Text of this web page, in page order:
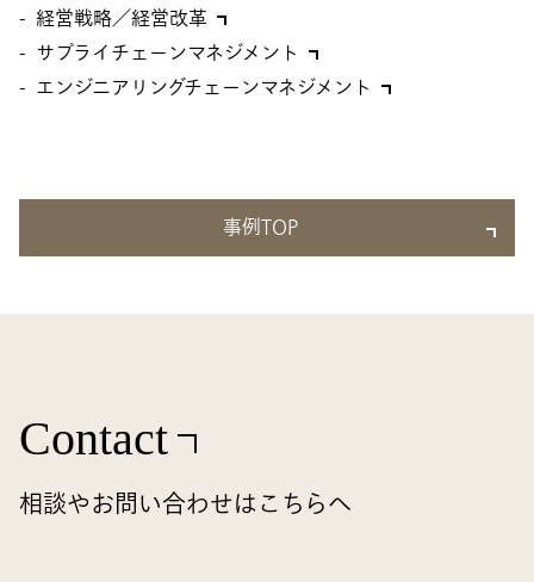
経営戦略／経営改革
サプライチェーンマネジメント
エンジニアリングチェーンマネジメント
事例TOP
Contact
相談やお問い合わせはこちらへ